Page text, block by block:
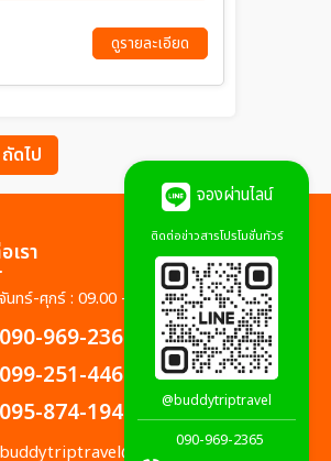
07 ก.ย. 69 - 10 ก.ย. 69
28 ก.ย. 69 - 01 ต.ค. 69
ดูรายละเอียด
ถัดไป
เรา
จันทร์-ศุกร์ : 09.00 - 18.00 น.
090-969-2365
099-251-4462
095-874-1945
buddytriptravel@gmail.com
จองผ่านไลน์
ติดต่อข่าวสารโปรโมชั่นทัวร์
@buddytriptravel
090-969-2365